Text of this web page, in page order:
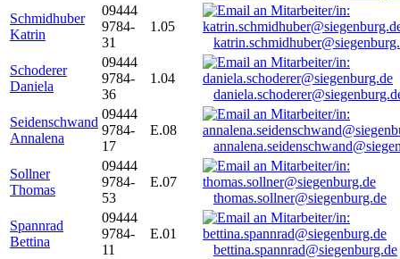
Schmidhuber
Katrin
09444
9784-
31
1.05
Schoderer
Daniela
09444
9784-
36
1.04
Seidenschwand
Annalena
09444
9784-
17
E.08
Sollner
Thomas
09444
9784-
53
E.07
thomas.sollner@siegenburg.de
Spannrad
Bettina
09444
9784-
11
E.01
bettina.spannrad@siegenburg.de